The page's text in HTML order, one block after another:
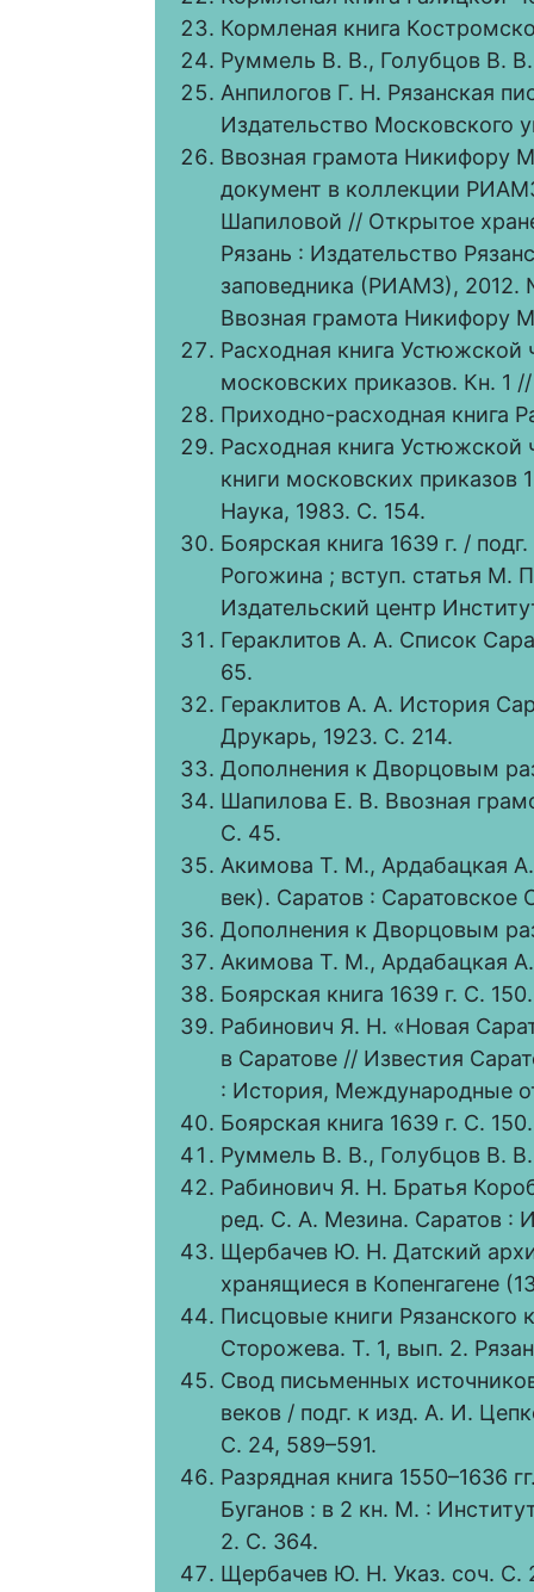
Кормленая книга
Руммель В. В., Голубцов В.
Анпилогов Г. Н. Рязанская
Издательство Московского
Ввозная грамота Никифору
документ в коллекции
Шапиловой // Открытое
Рязань : Издательство
заповедника (РИАМЗ),
Ввозная грамота Никифору
Расходная книга Устюжской
московских приказов. Кн. 1
Приходно-расходная книга
Расходная книга Устюжской
книги московских приказов
Наука, 1983. С. 154.
Боярская книга 1639 г. /
Рогожина ; вступ. статья М.
Издательский центр
Гераклитов А. А. Список
65.
Гераклитов А. А. История
Друкарь, 1923. С. 214.
Дополнения к Дворцовым
Шапилова Е. В. Ввозная
С. 45.
Акимова Т. М., Ардабацкая
век). Саратов : Саратовское
Дополнения к Дворцовым
Акимова Т. М., Ардабацкая
Боярская книга 1639 г. С. 150.
Рабинович Я. Н. «Новая
в Саратове // Известия
: История, Международные
Боярская книга 1639 г. С. 150.
Руммель В. В., Голубцов В.
Рабинович Я. Н. Братья
ред. С. А. Мезина. Саратов :
Щербачев Ю. Н. Датский
хранящиеся в Копенгагене
Писцовые книги Рязанского
Сторожева. Т. 1, вып. 2.
Свод письменных
веков / подг. к изд. А. И.
С. 24, 589–591.
Разрядная книга 1550–1636
Буганов : в 2 кн. М. :
2. С. 364.
Щербачев Ю. Н. Указ. соч. С.